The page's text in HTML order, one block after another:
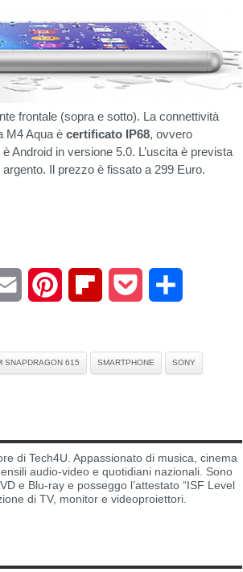
frontale (sopra e sotto). La connettività
M4 Aqua è certificato IP68, ovvero
Android in versione 5.0. L’uscita è prevista
Il prezzo è fissato a 299 Euro.
Email Pinterest FlipboardPocket
SNAPDRAGON 615 SMARTPHONE SONY
di Tech4U. Appassionato di musica, cinema
audio-video e quotidiani nazionali. Sono
e Blu-ray e posseggo l’attestato “ISF Level
di TV, monitor e videoproiettori.